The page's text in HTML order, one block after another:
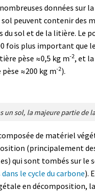
données sur
sol peuvent contenir des
du sol et de la litière. Le
fois plus important que
pèse ≈0,5 kg m-2, et
≈200 kg m-2).
de matériel
(principalement
qui sont tombés sur le
le cycle du carbone).
en décomposition,